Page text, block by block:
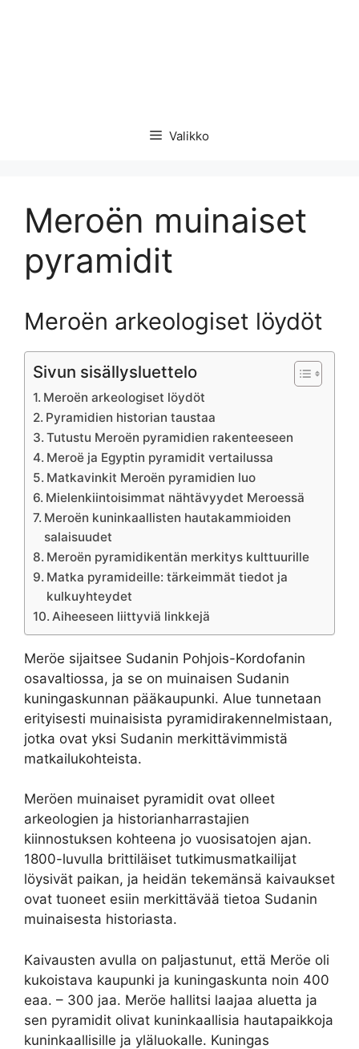
Valikko
Meroën muinaiset
pyramidit
Meroën arkeologiset löydöt
Sivun sisällysluettelo
Meroën arkeologiset löydöt
Pyramidien historian taustaa
Tutustu Meroën pyramidien rakenteeseen
Meroë ja Egyptin pyramidit vertailussa
Matkavinkit Meroën pyramidien luo
Mielenkiintoisimmat nähtävyydet Meroessä
Meroën kuninkaallisten hautakammioiden
salaisuudet
Meroën pyramidikentän merkitys kulttuurille
Matka pyramideille: tärkeimmät tiedot ja
kulkuyhteydet
Aiheeseen liittyviä linkkejä
Meröe sijaitsee Sudanin Pohjois-Kordofanin
osavaltiossa, ja se on muinaisen Sudanin
kuningaskunnan pääkaupunki. Alue tunnetaan
erityisesti muinaisista pyramidirakennelmistaan,
jotka ovat yksi Sudanin merkittävimmistä
matkailukohteista.
Meröen muinaiset pyramidit ovat olleet
arkeologien ja historianharrastajien
kiinnostuksen kohteena jo vuosisatojen ajan.
1800-luvulla brittiläiset tutkimusmatkailijat
löysivät paikan, ja heidän tekemänsä kaivaukset
ovat tuoneet esiin merkittävää tietoa Sudanin
muinaisesta historiasta.
Kaivausten avulla on paljastunut, että Meröe oli
kukoistava kaupunki ja kuningaskunta noin 400
eaa. – 300 jaa. Meröe hallitsi laajaa aluetta ja
sen pyramidit olivat kuninkaallisia hautapaikkoja
kuninkaallisille ja yläluokalle. Kuningas